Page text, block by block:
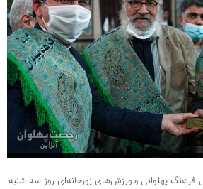
فرهنگ پهلوانی و ورزش‌های زورخانه‌ای روز سه شنبه